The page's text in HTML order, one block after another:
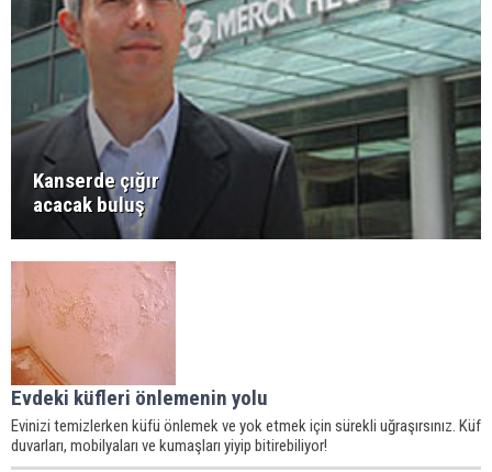
Kanserde çığır
acacak buluş
Evdeki küfleri önlemenin yolu
Evinizi temizlerken küfü önlemek ve yok etmek için sürekli uğraşırsınız. Küf
duvarları, mobilyaları ve kumaşları yiyip bitirebiliyor!